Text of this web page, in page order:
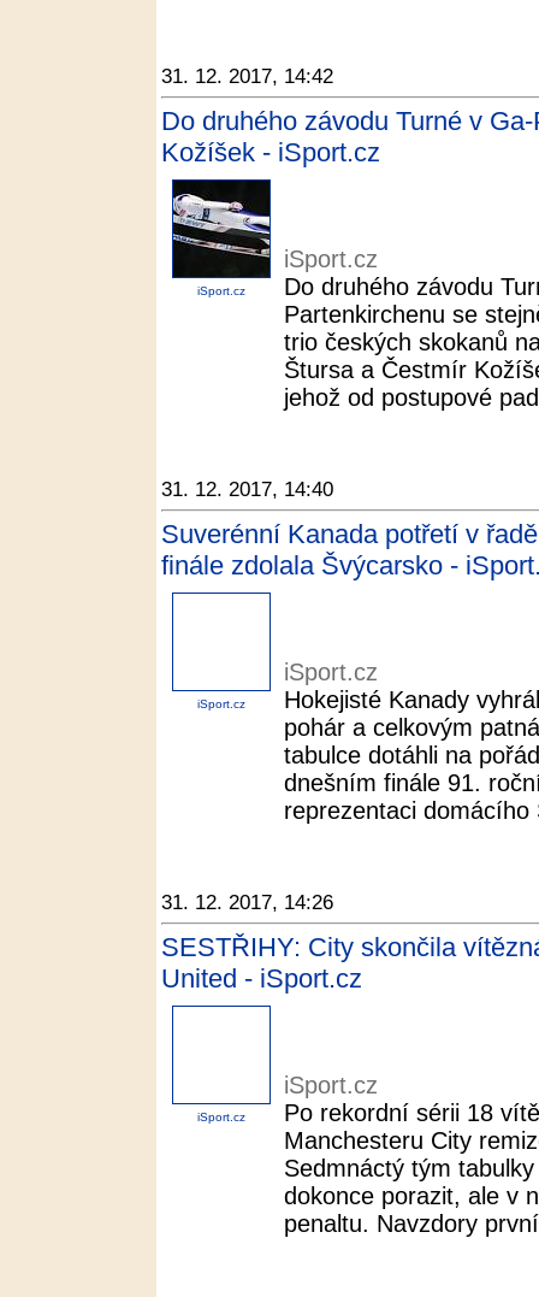
31. 12. 2017, 14:42
Do druhého závodu Turné v
Kožíšek - iSport.cz
iSport.cz
iSport.cz
Do druhého závodu
Partenkirchenu se
trio českých skokanů
Štursa a Čestmír
jehož od postupové
31. 12. 2017, 14:40
Suverénní Kanada potřetí v
finále zdolala Švýcarsko -
iSport.cz
iSport.cz
Hokejisté Kanady
pohár a celkovým
tabulce dotáhli na
dnešním finále 91.
reprezentaci
31. 12. 2017, 14:26
SESTŘIHY: City skončila
United - iSport.cz
iSport.cz
iSport.cz
Po rekordní sérii 18
Manchesteru City
Sedmnáctý tým
dokonce porazit, ale v
penaltu. Navzdory